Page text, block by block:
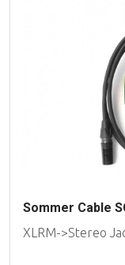
Sommer Cable
XLRM->Stereo